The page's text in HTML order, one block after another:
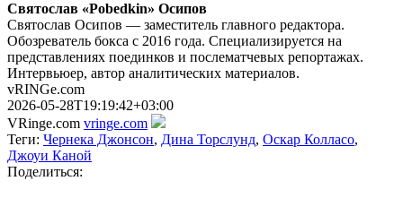
Святослав «Pobedkin» Осипов
Святослав Осипов — заместитель главного редактора.
Обозреватель бокса с 2016 года. Специализируется на
представлениях поединков и послематчевых репортажах.
Интервьюер, автор аналитических материалов.
vRINGe.com
2026-05-28T19:19:42+03:00
VRinge.com vringe.com
Теги: Чернека Джонсон, Дина Торслунд, Оскар Колласо,
Джоуи Каной
Поделиться: